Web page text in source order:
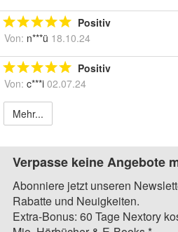
Positiv
Von: n***ü 18.10.24
Positiv
Von: c***i 02.07.24
Mehr...
Verpasse keine Angebote
Abonniere jetzt unseren
Rabatte und Neuigkeiten.
Extra-Bonus: 60 Tage Nextory